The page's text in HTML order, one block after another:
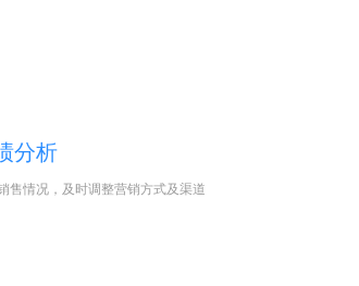
分析
售情况，及时调整营销方式及渠道